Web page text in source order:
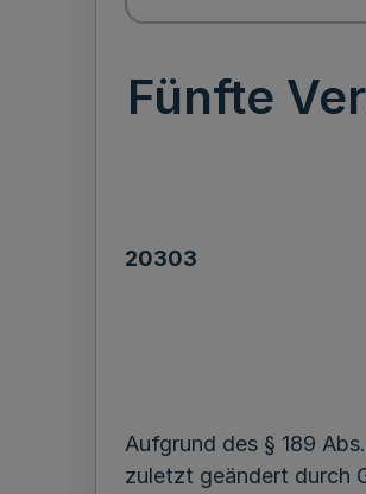
Fünfte
20303
Aufgrund des § 189
zuletzt geändert durch